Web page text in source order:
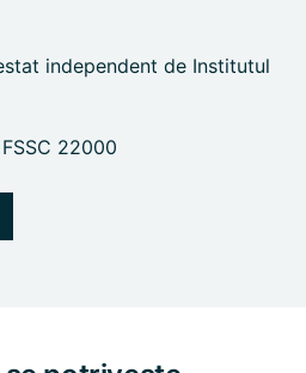
independent de Institutul
22000